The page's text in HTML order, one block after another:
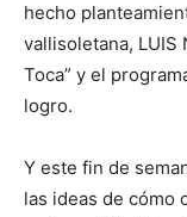
hecho
vallisoletana, LUIS
Toca” y el
logro.
Y este fin de
las ideas de cómo